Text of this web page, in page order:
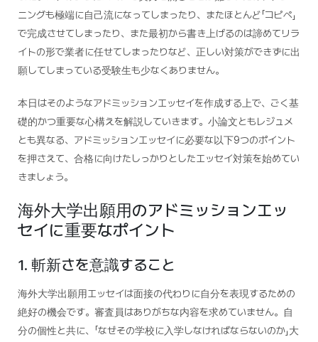
ニングも極端に自己流になってしまったり、またほとんど「コピペ」
で完成させてしまったり、また最初から書き上げるのは諦めてリラ
イトの形で業者に任せてしまったりなど、正しい対策ができずに出
願してしまっている受験生も少なくありません。
本日はそのようなアドミッションエッセイを作成する上で、ごく基
礎的かつ重要な心構えを解説していきます。小論文ともレジュメ
とも異なる、アドミッションエッセイに必要な以下9つのポイント
を押さえて、合格に向けたしっかりとしたエッセイ対策を始めてい
きましょう。
海外大学出願用のアドミッションエッ
セイに重要なポイント
1. 斬新さを意識すること
海外大学出願用エッセイは面接の代わりに自分を表現するための
絶好の機会です。審査員はありがちな内容を求めていません。自
分の個性と共に、「なぜその学校に入学しなければならないのか」大